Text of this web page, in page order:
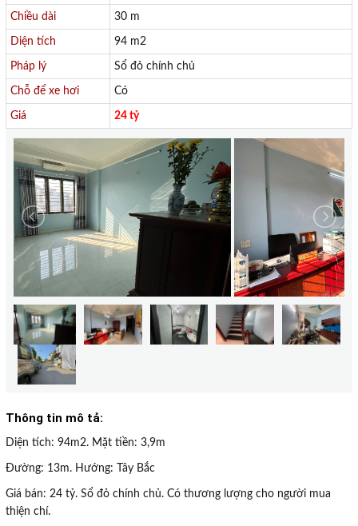
Chiều dài 30 m
Diện tích 94 m2
Pháp lý Sổ đỏ chính chủ
Chỗ để xe hơi Có
Giá 24 tỷ
Thông tin mô tả:
Diện tích: 94m2. Mặt tiền: 3,9m
Đường: 13m. Hướng: Tây Bắc
Giá bán: 24 tỷ. Sổ đỏ chính chủ. Có thương lượng cho người mua
thiện chí.